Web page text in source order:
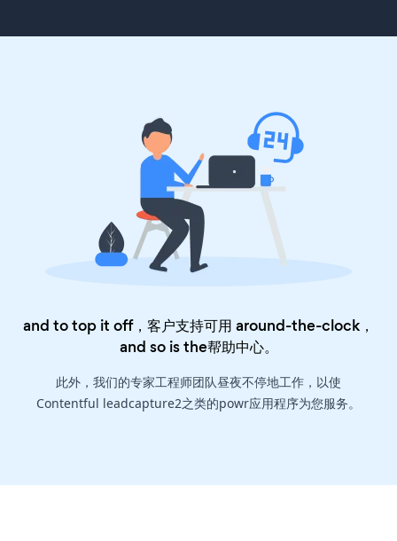
and to top it off，客户支持可用 around-the-clock，
and so is the帮助中心。
此外，我们的专家工程师团队昼夜不停地工作，以使
Contentful leadcapture2之类的powr应用程序为您服务。